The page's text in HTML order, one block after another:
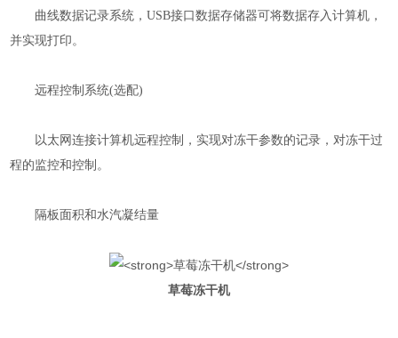
曲线数据记录系统，USB接口数据存储器可将数据存入计算机，
并实现打印。
远程控制系统(选配)
以太网连接计算机远程控制，实现对冻干参数的记录，对冻干过
程的监控和控制。
隔板面积和水汽凝结量
草莓冻干机